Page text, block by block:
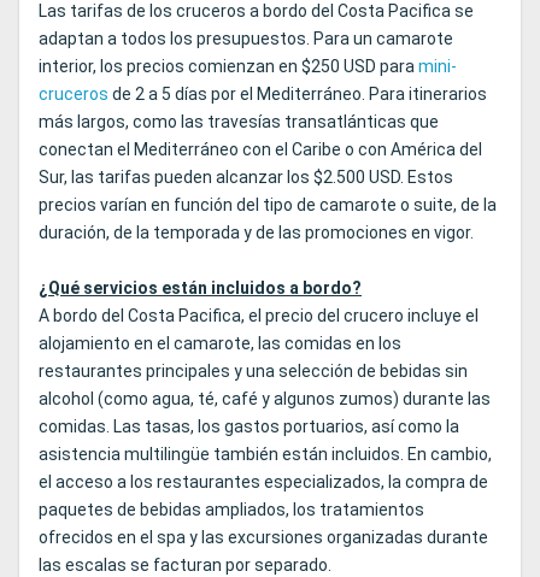
Las tarifas de los cruceros a bordo del Costa Pacifica se
adaptan a todos los presupuestos. Para un camarote
interior, los precios comienzan en $250 USD paramini-
cruceros de 2 a 5 días por el Mediterráneo. Para itinerarios
más largos, como las travesías transatlánticas que
conectan el Mediterráneo con el Caribe o con América del
Sur, las tarifas pueden alcanzar los $2.500 USD. Estos
precios varían en función del tipo de camarote o suite, de la
duración, de la temporada y de las promociones en vigor.
¿Qué servicios están incluidos a bordo?
A bordo del Costa Pacifica, el precio del crucero incluye el
alojamiento en el camarote, las comidas en los
restaurantes principales y una selección de bebidas sin
alcohol (como agua, té, café y algunos zumos) durante las
comidas. Las tasas, los gastos portuarios, así como la
asistencia multilingüe también están incluidos. En cambio,
el acceso a los restaurantes especializados, la compra de
paquetes de bebidas ampliados, los tratamientos
ofrecidos en el spa y las excursiones organizadas durante
las escalas se facturan por separado.